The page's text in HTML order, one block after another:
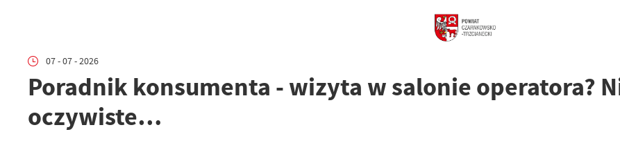
07 - 07 - 2026
Poradnik konsumenta - wizyta w salonie operatora?
oczywiste…